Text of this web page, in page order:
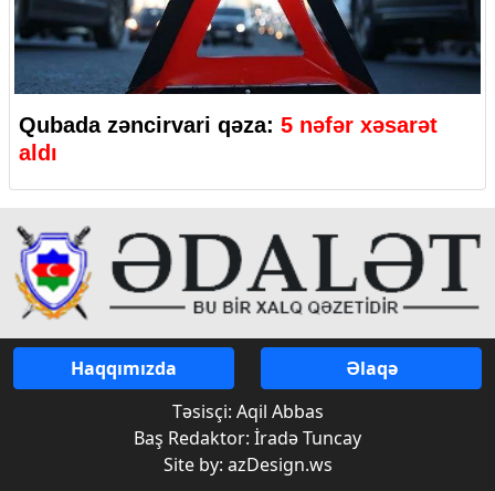
Qubada zəncirvari qəza: 5 nəfər xəsarət
aldı
Haqqımızda
Əlaqə
Təsisçi: Aqil Abbas
Baş Redaktor: İradə Tuncay
Site by: azDesign.ws